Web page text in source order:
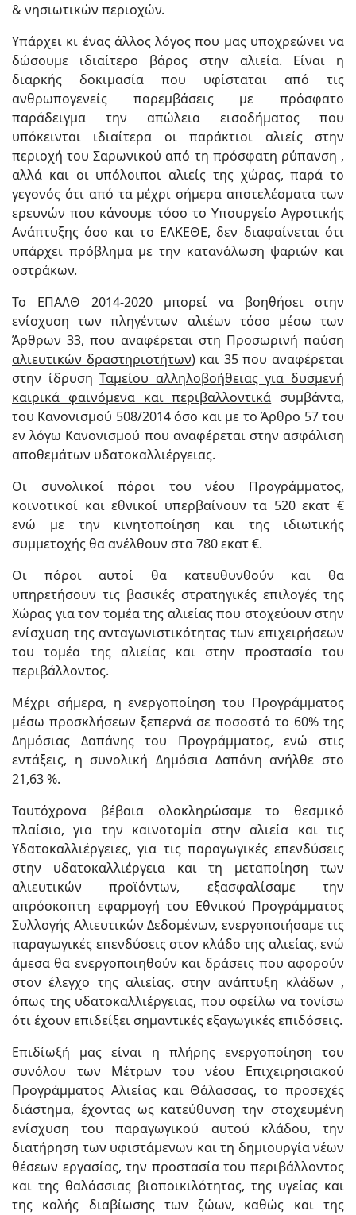
& νησιωτικών περιοχών.
Υπάρχει κι ένας άλλος λόγος που μας υποχρεώνει να
δώσουμε ιδιαίτερο βάρος στην αλιεία. Είναι η
διαρκής δοκιμασία που υφίσταται από τις
ανθρωπογενείς παρεμβάσεις με πρόσφατο
παράδειγμα την απώλεια εισοδήματος που
υπόκεινται ιδιαίτερα οι παράκτιοι αλιείς στην
περιοχή του Σαρωνικού από τη πρόσφατη ρύπανση ,
αλλά και οι υπόλοιποι αλιείς της χώρας, παρά το
γεγονός ότι από τα μέχρι σήμερα αποτελέσματα των
ερευνών που κάνουμε τόσο το Υπουργείο Αγροτικής
Ανάπτυξης όσο και το ΕΛΚΕΘΕ, δεν διαφαίνεται ότι
υπάρχει πρόβλημα με την κατανάλωση ψαριών και
οστράκων.
Το ΕΠΑΛΘ 2014-2020 μπορεί να βοηθήσει στην
ενίσχυση των πληγέντων αλιέων τόσο μέσω των
Άρθρων 33, που αναφέρεται στη Προσωρινή παύση
αλιευτικών δραστηριοτήτων) και 35 που αναφέρεται
στην ίδρυσηΤαμείου αλληλοβοήθειας για δυσμενή
καιρικά φαινόμενα και περιβαλλοντικά συμβάντα,
του Κανονισμού 508/2014 όσο και με το Άρθρο 57 του
εν λόγω Κανονισμού που αναφέρεται στην ασφάλιση
αποθεμάτων υδατοκαλλιέργειας.
Οι συνολικοί πόροι του νέου Προγράμματος,
κοινοτικοί και εθνικοί υπερβαίνουν τα 520 εκατ €
ενώ με την κινητοποίηση και της ιδιωτικής
συμμετοχής θα ανέλθουν στα 780 εκατ €.
Οι πόροι αυτοί θα κατευθυνθούν και θα
υπηρετήσουν τις βασικές στρατηγικές επιλογές της
Χώρας για τον τομέα της αλιείας που στοχεύουν στην
ενίσχυση της ανταγωνιστικότητας των επιχειρήσεων
του τομέα της αλιείας και στην προστασία του
περιβάλλοντος.
Μέχρι σήμερα, η ενεργοποίηση του Προγράμματος
μέσω προσκλήσεων ξεπερνά σε ποσοστό το 60% της
Δημόσιας Δαπάνης του Προγράμματος, ενώ στις
εντάξεις, η συνολική Δημόσια Δαπάνη ανήλθε στο
21,63 %.
Ταυτόχρονα βέβαια ολοκληρώσαμε το θεσμικό
πλαίσιο, για την καινοτομία στην αλιεία και τις
Υδατοκαλλιέργειες, για τις παραγωγικές επενδύσεις
στην υδατοκαλλιέργεια και τη μεταποίηση των
αλιευτικών προϊόντων, εξασφαλίσαμε την
απρόσκοπτη εφαρμογή του Εθνικού Προγράμματος
Συλλογής Αλιευτικών Δεδομένων, ενεργοποιήσαμε τις
παραγωγικές επενδύσεις στον κλάδο της αλιείας, ενώ
άμεσα θα ενεργοποιηθούν και δράσεις που αφορούν
στον έλεγχο της αλιείας. στην ανάπτυξη κλάδων ,
όπως της υδατοκαλλιέργειας, που οφείλω να τονίσω
ότι έχουν επιδείξει σημαντικές εξαγωγικές επιδόσεις.
Επιδίωξή μας είναι η πλήρης ενεργοποίηση του
συνόλου των Μέτρων του νέου Επιχειρησιακού
Προγράμματος Αλιείας και Θάλασσας, το προσεχές
διάστημα, έχοντας ως κατεύθυνση την στοχευμένη
ενίσχυση του παραγωγικού αυτού κλάδου, την
διατήρηση των υφιστάμενων και τη δημιουργία νέων
θέσεων εργασίας, την προστασία του περιβάλλοντος
και της θαλάσσιας βιοποικιλότητας, της υγείας και
της καλής διαβίωσης των ζώων, καθώς και της